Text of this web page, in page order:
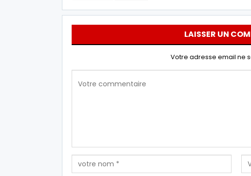
LAISSER UN
Votre adresse email ne